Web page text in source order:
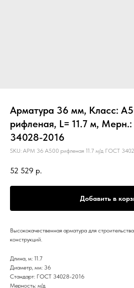
Арматура 36 мм, Класс:
рифленая, L= 11.7 м,
34028-2016
SKU: АРМ 36 А500 рифленая 11.7 м/д ГОСТ
52 529 р.
Добавить в
Высококачественная арматура для
конструкций.
Длина, м: 11.7
Диаметр, мм: 36
Стандарт: ГОСТ 34028-2016
Мерность: м/д